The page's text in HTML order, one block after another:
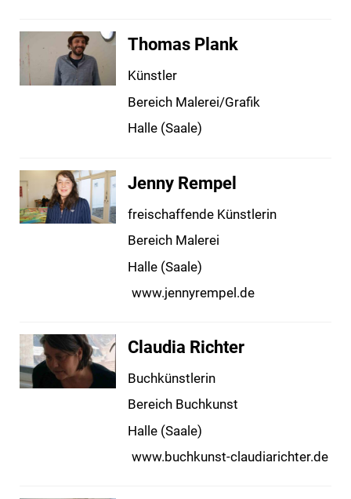
Thomas Plank
Künstler
Bereich Malerei/Grafik
Halle (Saale)
Jenny Rempel
freischaffende Künstlerin
Bereich Malerei
Halle (Saale)
www.jennyrempel.de
Claudia Richter
Buchkünstlerin
Bereich Buchkunst
Halle (Saale)
www.buchkunst-claudiarichter.de